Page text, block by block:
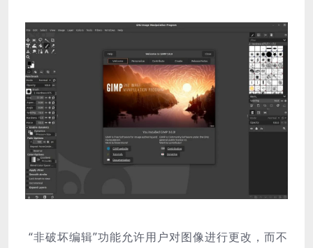
“非破坏编辑”功能允许用户对图像进行更改，而不